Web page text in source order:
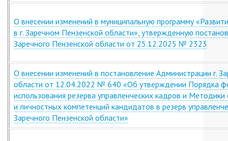
О внесении изменений в муниципальную программу
в г. Заречном Пензенской области», утвержденную
Заречного Пензенской области от 25.12.2025 № 2323
О внесении изменений в постановление Администрации г.
области от 12.04.2022 № 640 «Об утверждении Порядка
использования резерва управленческих кадров и
и личностных компетенций кандидатов в резерв
Заречного Пензенской области»